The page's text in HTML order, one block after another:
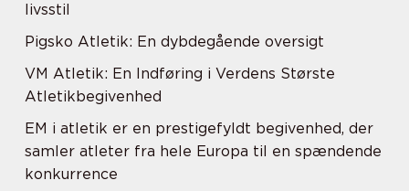
livsstil
Pigsko Atletik: En dybdegående oversigt
VM Atletik: En Indføring i Verdens Største
Atletikbegivenhed
EM i atletik er en prestigefyldt begivenhed, der
samler atleter fra hele Europa til en spændende
konkurrence